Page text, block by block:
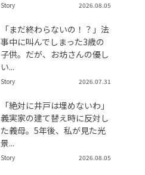
Story 2026.08.05
「まだ終わらないの！？」法
事中に叫んでしまった3歳の
子供。だが、お坊さんの優し
い...
Story 2026.07.31
「絶対に井戸は埋めないわ」
義実家の建て替え時に反対し
た義母。5年後、私が見た光
景...
Story 2026.08.05